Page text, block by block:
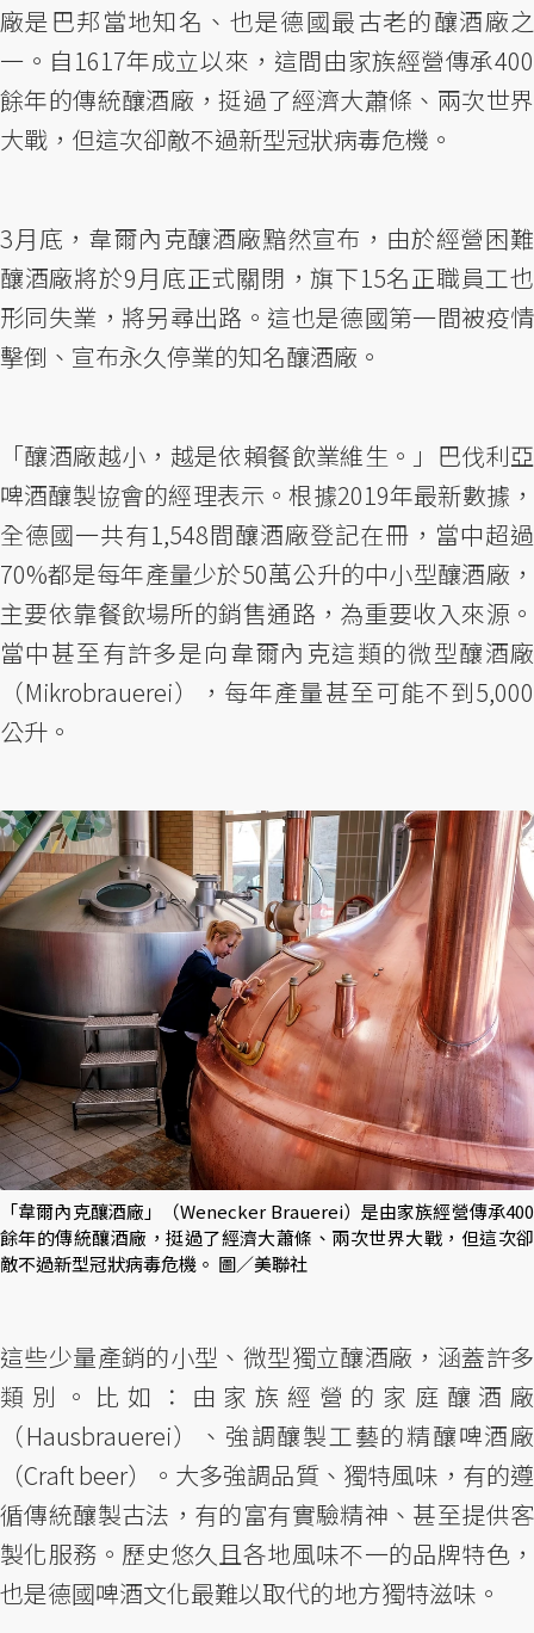
廠是巴邦當地知名、也是德國最古老的釀酒廠之
一。自1617年成立以來，這間由家族經營傳承400
餘年的傳統釀酒廠，挺過了經濟大蕭條、兩次世界
大戰，但這次卻敵不過新型冠狀病毒危機。
3月底，韋爾內克釀酒廠黯然宣布，由於經營困難
釀酒廠將於9月底正式關閉，旗下15名正職員工也
形同失業，將另尋出路。這也是德國第一間被疫情
擊倒、宣布永久停業的知名釀酒廠。
「釀酒廠越小，越是依賴餐飲業維生。」巴伐利亞
啤酒釀製協會的經理表示。根據2019年最新數據，
全德國一共有1,548間釀酒廠登記在冊，當中超過
70%都是每年產量少於50萬公升的中小型釀酒廠，
主要依靠餐飲場所的銷售通路，為重要收入來源。
當中甚至有許多是向韋爾內克這類的微型釀酒廠
（Mikrobrauerei），每年產量甚至可能不到5,000
公升。
「韋爾內克釀酒廠」（Wenecker Brauerei）是由家族經營傳承400
餘年的傳統釀酒廠，挺過了經濟大蕭條、兩次世界大戰，但這次卻
敵不過新型冠狀病毒危機。 圖／美聯社
這些少量產銷的小型、微型獨立釀酒廠，涵蓋許多
類別。比如：由家族經營的家庭釀酒廠
（Hausbrauerei）、強調釀製工藝的精釀啤酒廠
（Craft beer）。大多強調品質、獨特風味，有的遵
循傳統釀製古法，有的富有實驗精神、甚至提供客
製化服務。歷史悠久且各地風味不一的品牌特色，
也是德國啤酒文化最難以取代的地方獨特滋味。